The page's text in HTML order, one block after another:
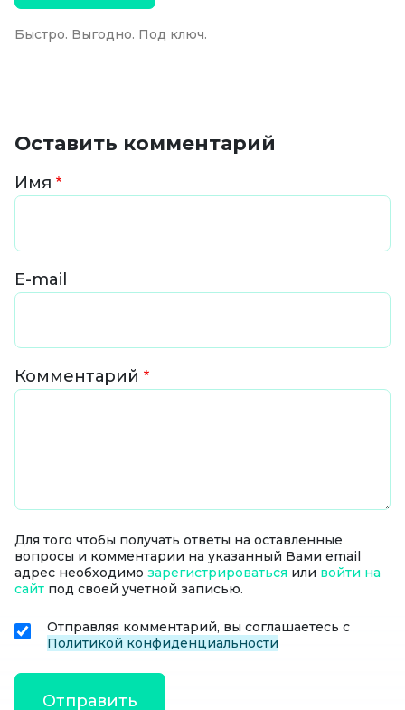
Быстро. Выгодно. Под ключ.
Оставить комментарий
Имя
E-mail
Комментарий
Для того чтобы получать ответы на оставленные
вопросы и комментарии на указанный Вами email
адрес необходимо зарегистрироваться или войти на
сайт под своей учетной записью.
Отправляя комментарий, вы соглашаетесь с
Политикой конфиденциальности